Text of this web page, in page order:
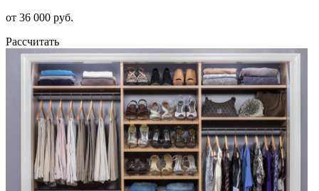
от 36 000 руб.
Рассчитать